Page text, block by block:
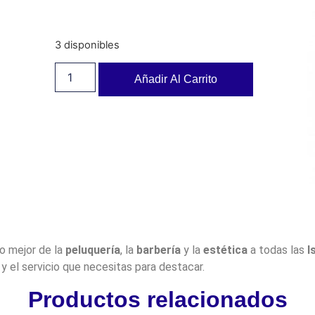
3 disponibles
Añadir Al Carrito
mejor de la peluquería, la barberíay la estéticaa todas las
el servicio que necesitas para destacar.
Productos relacionados